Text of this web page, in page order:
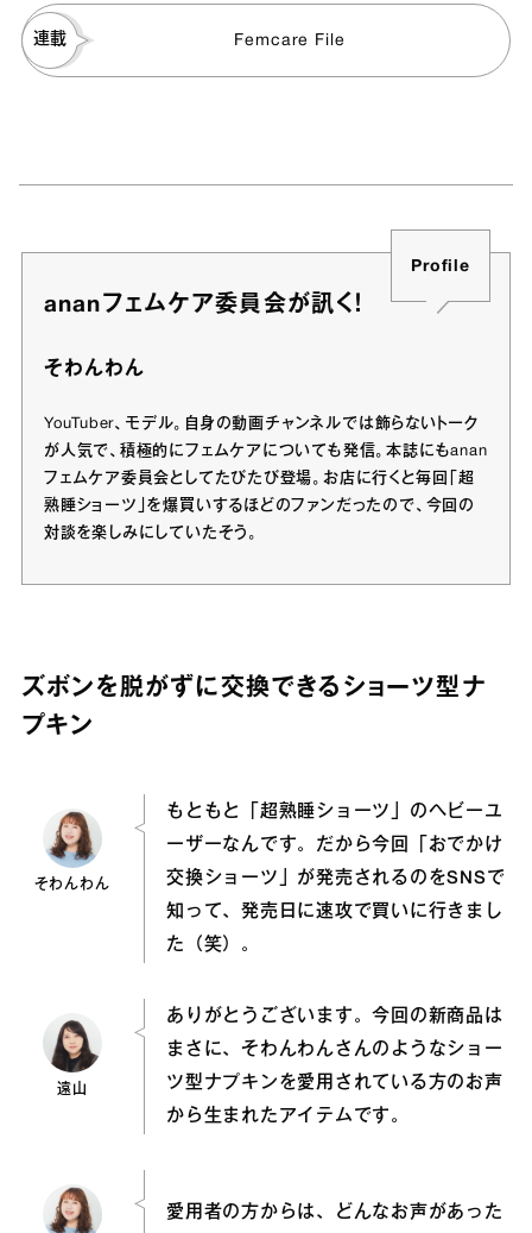
連載 Femcare File
ananフェムケア委員会が訊く！
Profile
そわんわん
YouTuber、モデル。自身の動画チャンネルでは飾らないトーク
が人気で、積極的にフェムケアについても発信。本誌にもanan
フェムケア委員会としてたびたび登場。お店に行くと毎回「超
熟睡ショーツ」を爆買いするほどのファンだったので、今回の
対談を楽しみにしていたそう。
ズボンを脱がずに交換できるショーツ型ナ
プキン
そわんわん
もともと「超熟睡ショーツ」のヘビーユ
ーザーなんです。だから今回「おでかけ
交換ショーツ」が発売されるのをSNSで
知って、発売日に速攻で買いに行きまし
た（笑）。
遠山
ありがとうございます。今回の新商品は
まさに、そわんわんさんのようなショー
ツ型ナプキンを愛用されている方のお声
から生まれたアイテムです。
愛用者の方からは、どんなお声があった